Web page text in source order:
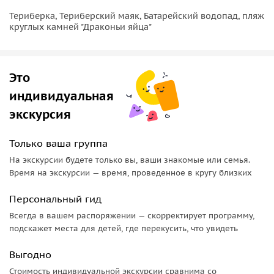
Териберка, Териберский маяк, Батарейский водопад, пляж
круглых камней "Драконьи яйца"
Это
индивидуальная
экскурсия
Только ваша группа
На экскурсии будете только вы, ваши знакомые или семья.
Время на экскурсии — время, проведенное в кругу близких
Персональный гид
Всегда в вашем распоряжении — скорректирует программу,
подскажет места для детей, где перекусить, что увидеть
Выгодно
Стоимость индивидуальной экскурсии сравнима со